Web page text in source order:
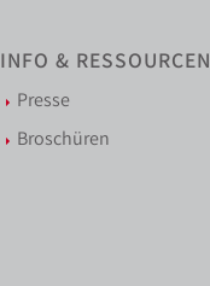
INFO & RESSOURCEN
Presse
Broschüren